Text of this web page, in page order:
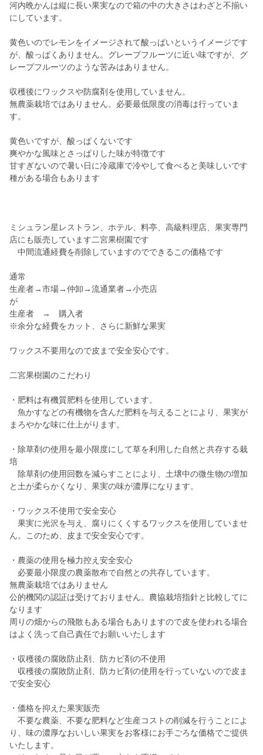
河内晩かんは縦に長い果実なので箱の中の大きさはわざと不揃い
にしています。
黄色いのでレモンをイメージされて酸っぱいというイメージです
が、酸っぱくありません。グレープフルーツに近い味ですが、グ
レープフルーツのような苦みはありません。
収穫後にワックスや防腐剤を使用していません。
無農薬栽培ではありません。必要最低限度の消毒は行っていま
す。
黄色いですが、酸っぱくないです
爽やかな風味とさっぱりした味が特徴です
甘すぎないので暑い日に冷蔵庫で冷やして食べると美味しいです
種がある場合もあります
ミシュラン星レストラン、ホテル、料亭、高級料理店、果実専門
店にも販売しています二宮果樹園です
中間流通経費を削除していますのでできるこの価格です
通常
生産者→市場→仲卸→流通業者→小売店
が
生産者 → 購入者
※余分な経費をカット、さらに新鮮な果実
ワックス不要用なので皮まで安全安心です。
二宮果樹園のこだわり
・肥料は有機質肥料を使用しています。
魚かすなどの有機物を含んだ肥料を与えることにより、果実が
まろやかな味に仕上がります。
・除草剤の使用を最小限度にして草を利用した自然と共存する栽
培
除草剤の使用回数を減らすことにより、土壌中の微生物の増加
と土が柔らかくなり、果実の味が濃厚になります。
・ワックス不使用で安全安心
果実に光沢を与え、腐りにくくするワックスを使用していませ
ん。このため、皮まで安全安心です。
・農薬の使用を極力控え安全安心
必要最小限度の農薬散布で自然との共存しています。
無農薬栽培ではありません
公的機関の認証は受けておりません。農協栽培指針と比較してに
なります
周りの畑からの飛散もある場合もありますので皮を使われる場合
はよく洗って自己責任でお願いいたします
・収穫後の腐敗防止剤、防カビ剤の不使用
収穫後の腐敗防止剤、防カビ剤の使用を行っていないので皮ま
で安全安心
・価格を抑えた果実販売
不要な農薬、不要な肥料など生産コストの削減を行うことによ
り、味の濃厚なおいしい果実をお客様にお手ごろな価格でご提供
いたします。